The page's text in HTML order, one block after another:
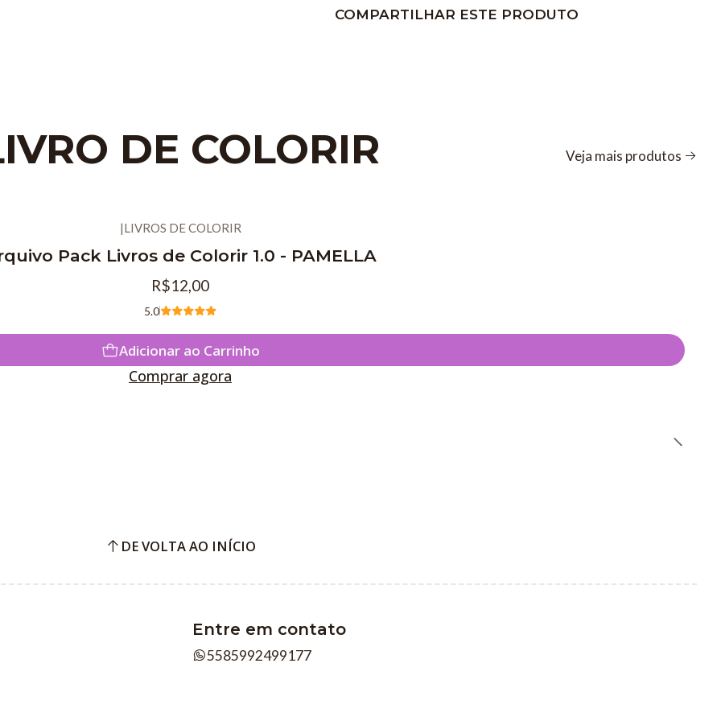
COMPARTILHAR ESTE PRODUTO
DE COLORIR Veja mais produtos
|LIVROS DE COLORIR
Pack Livros de Colorir 1.0 - PAMELLA
R$12,00
5.0
Adicionar ao Carrinho
Comprar agora
DE VOLTA AO INÍCIO
Entre em contato
5585992499177